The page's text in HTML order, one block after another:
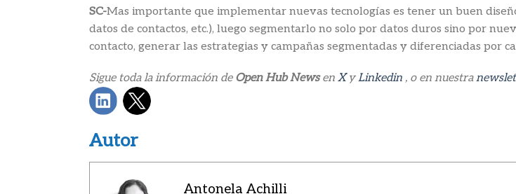
SC-Mas importante que implementar nuevas tecnologías es tener un buen
datos de contactos, etc.), luego segmentarlo no solo por datos duros sino por
contacto, generar las estrategias y campañas segmentadas y diferenciadas por
Sigue toda la información de Open Hub Newsen XyLinkedin , o en nuestra
Autor
Antonela Achilli